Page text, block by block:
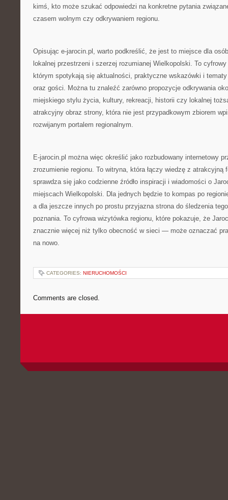
kimś, kto może szukać odpowiedzi na konkretne pytania
czasem wolnym czy odkrywaniem regionu.
Opisując e-jarocin.pl, warto podkreślić, że jest to miejsce dla
lokalnej przestrzeni i szerzej rozumianej Wielkopolski. To
którym spotykają się aktualności, praktyczne wskazówki i
oraz gości. Można tu znaleźć zarówno propozycje odkrywania
miejskiego stylu życia, kultury, rekreacji, historii czy lokalnej
atrakcyjny obraz strony, która nie jest przypadkowym zbiorem
rozwijanym portalem regionalnym.
E-jarocin.pl można więc określić jako rozbudowany internetowy
zrozumienie regionu. To witryna, która łączy wiedzę z atrakcyjną
sprawdza się jako codzienne źródło inspiracji i wiadomości o
miejscach Wielkopolski. Dla jednych będzie to kompas po
a dla jeszcze innych po prostu przyjazna strona do śledzenia
poznania. To cyfrowa wizytówka regionu, które pokazuje, że
znacznie więcej niż tylko obecność w sieci — może oznaczać
na nowo.
CATEGORIES: NIERUCHOMOŚCI
Comments are closed.